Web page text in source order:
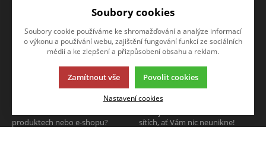
O FIRMĚ
NAPIŠTE NÁM
produktech nebo e-shopu?
SLEDUJTE NÁS
sítích, ať Vám nic neunikne!
Soubory cookies
Soubory cookie používáme ke shromažďování a analýze informací
o výkonu a používání webu, zajištění fungování funkcí ze sociálních
médií a ke zlepšení a přizpůsobení obsahu a reklam.
Zamítnout vše Povolit cookies
Nastavení cookies